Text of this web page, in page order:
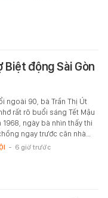
Biệt động Sài Gòn
ngoài 90, bà Trần Thị Út
rất rõ buổi sáng Tết Mậu
1968, ngày bà nhìn thấy thi
ngay trước căn nhà…
- 6 giờ trước